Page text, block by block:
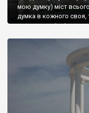
мою думку) міст
думка в кожного своя,
запрошую відвідати це